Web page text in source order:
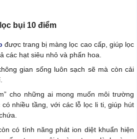
bụi 10 điểm
được trang bị màng lọc cao cấp, giúp lọc
các hạt siêu nhỏ và phấn hoa.
gian sống luôn sạch sẽ mà còn cải
cho những ai mong muốn môi trường
nhiều tầng, với các lỗ lọc li ti, giúp hút
có tính năng phát ion diệt khuẩn hiện